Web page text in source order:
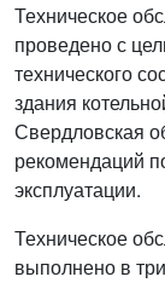
Техническое
проведено с
технического
здания
Свердловская
рекомендаций
эксплуатации.
Техническое
выполнено в